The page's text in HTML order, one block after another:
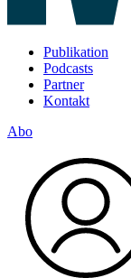
Publikation
Podcasts
Partner
Kontakt
Abo